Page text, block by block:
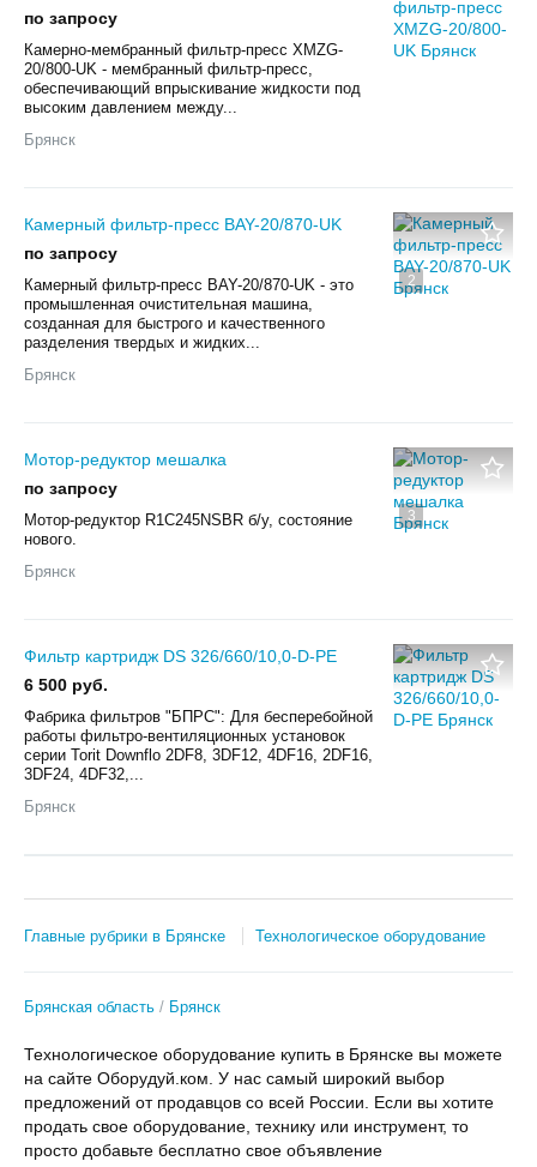
по запросу
Камерно-мембранный фильтр-пресс XMZG-
20/800-UK - мембранный фильтр-пресс,
обеспечивающий впрыскивание жидкости под
высоким давлением между...
Брянск
2
Камерный фильтр-пресс BAY-20/870-UK
по запросу
Камерный фильтр-пресс BAY-20/870-UK - это
промышленная очистительная машина,
созданная для быстрого и качественного
разделения твердых и жидких...
Брянск
3
Мотор-редуктор мешалка
по запросу
Мотор-редуктор R1C245NSBR б/у, состояние
нового.
Брянск
Фильтр картридж DS 326/660/10,0-D-PE
6 500 руб.
Фабрика фильтров "БПРС": Для бесперебойной
работы фильтро-вентиляционных установок
серии Torit Downflo 2DF8, 3DF12, 4DF16, 2DF16,
3DF24, 4DF32,...
Брянск
Главные рубрики в Брянске Технологическое оборудование
Брянская область Брянск
Технологическое оборудование купить в Брянске вы можете
на сайте Оборудуй.ком. У нас самый широкий выбор
предложений от продавцов со всей России. Если вы хотите
продать свое оборудование, технику или инструмент, то
просто добавьте бесплатно свое объявление